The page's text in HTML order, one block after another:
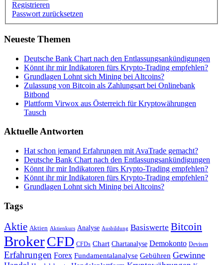
Registrieren
Passwort zurücksetzen
Neueste Themen
Deutsche Bank Chart nach den Entlassungsankündigungen
Könnt ihr mir Indikatoren fürs Krypto-Trading empfehlen?
Grundlagen Lohnt sich Mining bei Altcoins?
Zulassung von Bitcoin als Zahlungsart bei Onlinebank
Bitbond
Plattform Virwox aus Österreich für Kryptowährungen
Tausch
Aktuelle Antworten
Hat schon jemand Erfahrungen mit AvaTrade gemacht?
Deutsche Bank Chart nach den Entlassungsankündigungen
Könnt ihr mir Indikatoren fürs Krypto-Trading empfehlen?
Könnt ihr mir Indikatoren fürs Krypto-Trading empfehlen?
Grundlagen Lohnt sich Mining bei Altcoins?
Tags
Aktie Aktien Aktienkurs Analyse Ausbildung Basiswerte Bitcoin
BrokerCFD CFDs Chart Chartanalyse Demokonto Devisen
Erfahrungen Forex Fundamentalanalyse Gebühren Gewinne